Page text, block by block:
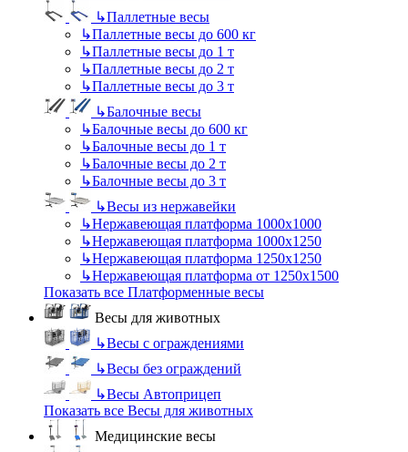
↳Паллетные весы
↳Паллетные весы до 600 кг
↳Паллетные весы до 1 т
↳Паллетные весы до 2 т
↳Паллетные весы до 3 т
↳Балочные весы
↳Балочные весы до 600 кг
↳Балочные весы до 1 т
↳Балочные весы до 2 т
↳Балочные весы до 3 т
↳Весы из нержавейки
↳Нержавеющая платформа 1000х1000
↳Нержавеющая платформа 1000х1250
↳Нержавеющая платформа 1250х1250
↳Нержавеющая платформа от 1250х1500
Показать все Платформенные весы
Весы для животных
↳Весы с ограждениями
↳Весы без ограждений
↳Весы Автоприцеп
Показать все Весы для животных
Медицинские весы